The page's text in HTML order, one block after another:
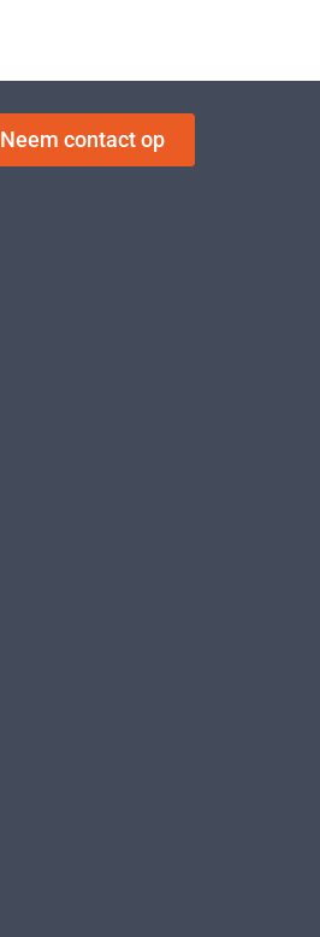
Neem contact op